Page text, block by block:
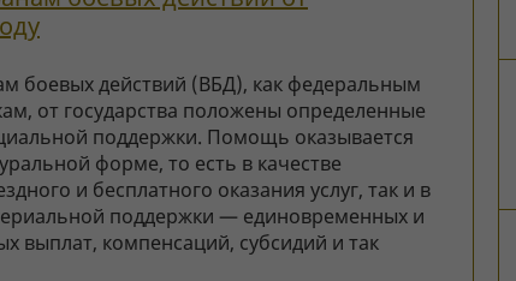
боевых действий (ВБД), как федеральным
от государства положены определенные
поддержки. Помощь оказывается
форме, то есть в качестве
и бесплатного оказания услуг, так и в
поддержки — единовременных и
выплат, компенсаций, субсидий и так